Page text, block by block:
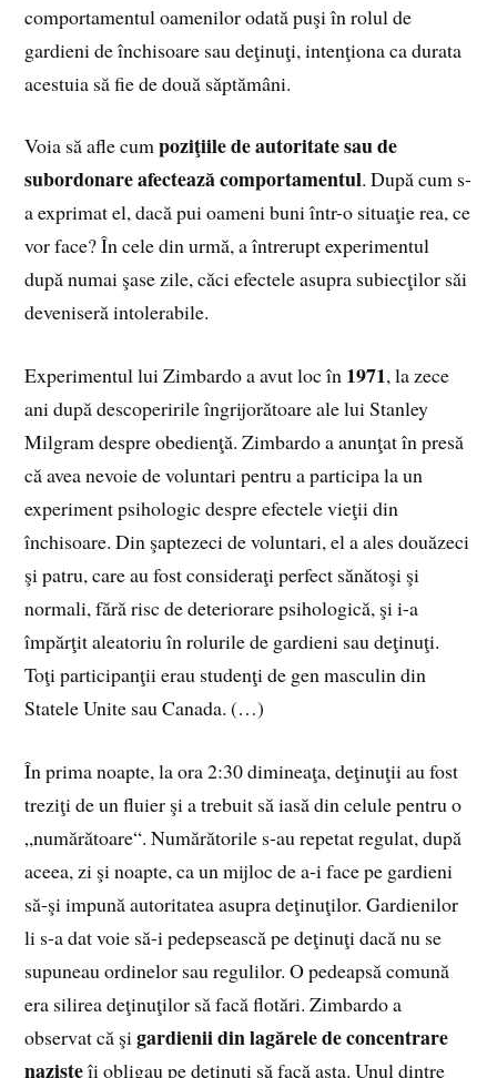
comportamentul oamenilor odată puşi în rolul de
gardieni de închisoare sau deţinuţi, intenţiona ca durata
acestuia să fie de două săptămâni.
Voia să afle cumpoziţiile de autoritate sau de
subordonare afectează comportamentul. După cum s-
a exprimat el, dacă pui oameni buni într-o situaţie rea, ce
vor face? În cele din urmă, a întrerupt experimentul
după numai şase zile, căci efectele asupra subiecţilor săi
deveniseră intolerabile.
Experimentul lui Zimbardo a avut loc în 1971, la zece
ani după descoperirile îngrijorătoare ale lui Stanley
Milgram despre obedienţă. Zimbardo a anunţat în presă
că avea nevoie de voluntari pentru a participa la un
experiment psihologic despre efectele vieţii din
închisoare. Din şaptezeci de voluntari, el a ales douăzeci
şi patru, care au fost consideraţi perfect sănătoşi şi
normali, fără risc de deteriorare psihologică, şi i-a
împărţit aleatoriu în rolurile de gardieni sau deţinuţi.
Toţi participanţii erau studenţi de gen masculin din
Statele Unite sau Canada. (…)
În prima noapte, la ora 2:30 dimineaţa, deţinuţii au fost
treziţi de un fluier şi a trebuit să iasă din celule pentru o
„numărătoare“. Numărătorile s-au repetat regulat, după
aceea, zi şi noapte, ca un mijloc de a-i face pe gardieni
să-şi impună autoritatea asupra deţinuţilor. Gardienilor
li s-a dat voie să-i pedepsească pe deţinuţi dacă nu se
supuneau ordinelor sau regulilor. O pedeapsă comună
era silirea deţinuţilor să facă flotări. Zimbardo a
observat că şigardienii din lagărele de concentrare
nazisteîi obligau pe deţinuţi să facă asta. Unul dintre